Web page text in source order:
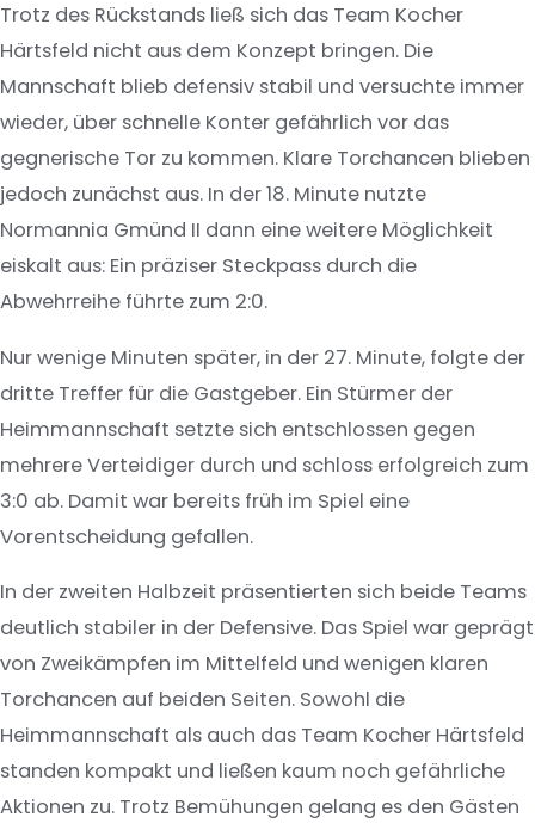
Trotz des Rückstands ließ sich das Team Kocher
Härtsfeld nicht aus dem Konzept bringen. Die
Mannschaft blieb defensiv stabil und versuchte immer
wieder, über schnelle Konter gefährlich vor das
gegnerische Tor zu kommen. Klare Torchancen blieben
jedoch zunächst aus. In der 18. Minute nutzte
Normannia Gmünd II dann eine weitere Möglichkeit
eiskalt aus: Ein präziser Steckpass durch die
Abwehrreihe führte zum 2:0.
Nur wenige Minuten später, in der 27. Minute, folgte der
dritte Treffer für die Gastgeber. Ein Stürmer der
Heimmannschaft setzte sich entschlossen gegen
mehrere Verteidiger durch und schloss erfolgreich zum
3:0 ab. Damit war bereits früh im Spiel eine
Vorentscheidung gefallen.
In der zweiten Halbzeit präsentierten sich beide Teams
deutlich stabiler in der Defensive. Das Spiel war geprägt
von Zweikämpfen im Mittelfeld und wenigen klaren
Torchancen auf beiden Seiten. Sowohl die
Heimmannschaft als auch das Team Kocher Härtsfeld
standen kompakt und ließen kaum noch gefährliche
Aktionen zu. Trotz Bemühungen gelang es den Gästen